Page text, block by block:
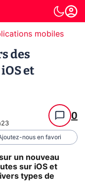
mobiles
des
et
0
nous en favori
un nouveau
sur iOS et
types de